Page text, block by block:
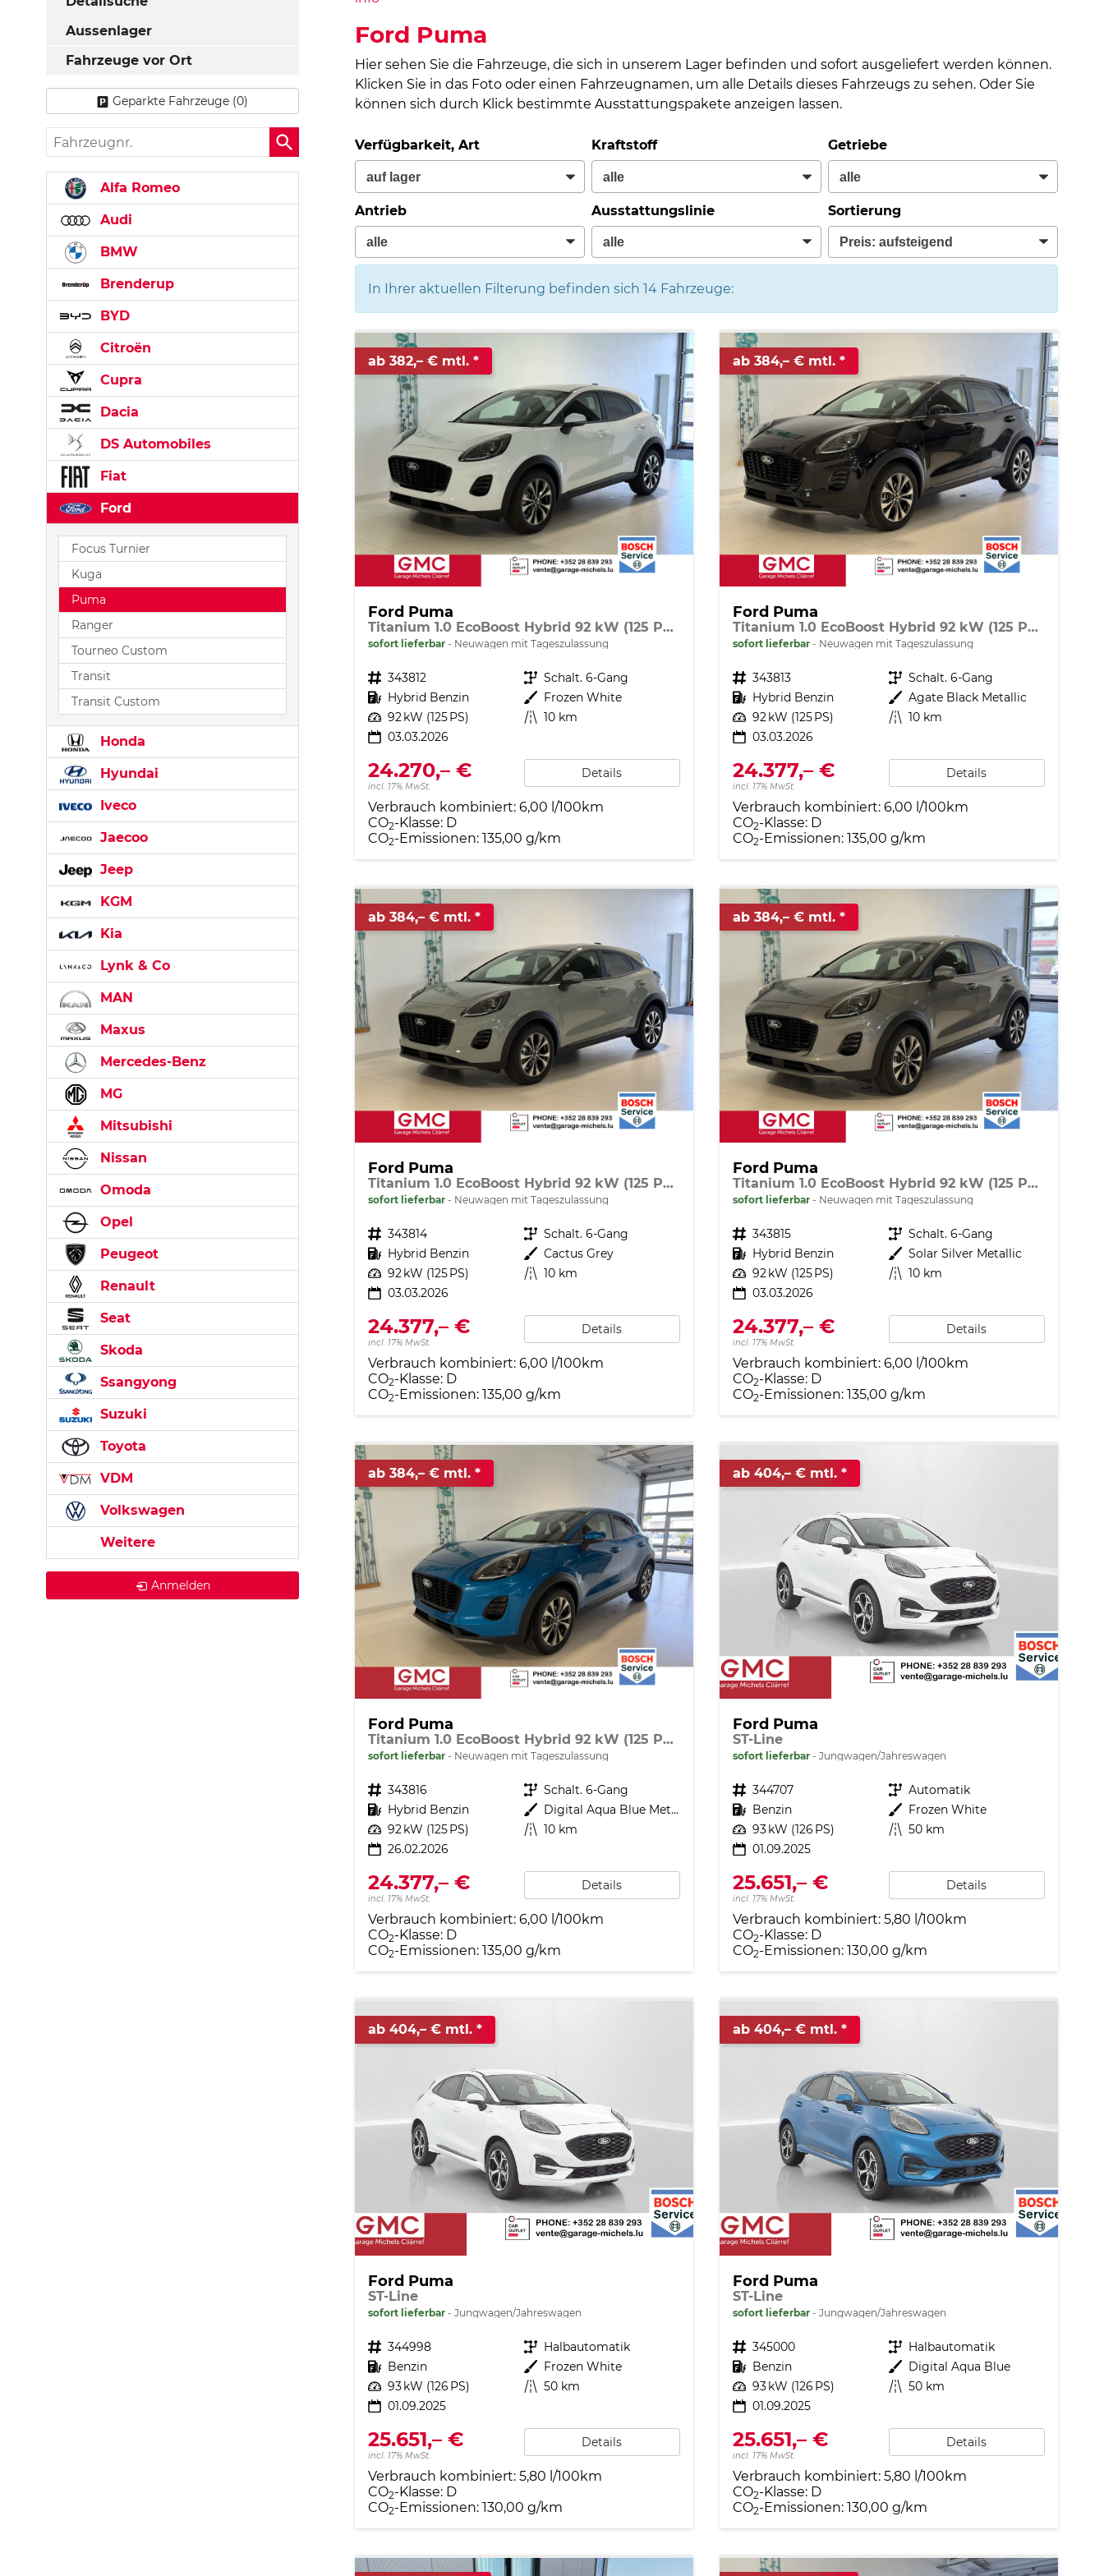
Ford Puma
Hier sehen Sie die Fahrzeuge, die sich in unserem Lager befinden und sofort ausgeliefert werden können.
Klicken Sie in das Foto oder einen Fahrzeugnamen, um alle Details dieses Fahrzeugs zu sehen. Oder Sie
können sich durch Klick bestimmte Ausstattungspakete anzeigen lassen.
Verfügbarkeit, Art Kraftstoff Getriebe
Antrieb Ausstattungslinie Sortierung
In Ihrer aktuellen Filterung befinden sich 14Fahrzeuge:
ab 382,– € mtl.
Ford Puma
Titanium 1.0 EcoBoost Hybrid 92 kW (125 PS) Lenkradheizung, Sitzheizung, DAB, Navigationssystem, Radio, Apple CarPlay, Android Auto, Einparkhilfe hinten, Rückfahrkamera, Verkehrsschild-Erkennungssystem, 17"-LM-Felgen, uvm.
sofort lieferbar Neuwagen mit Tageszulassung
Fahrzeugnr. 343812 Getriebe Schalt. 6-Gang
Kraftstoff Hybrid Benzin Außenfarbe Frozen White
Leistung 92 kW (125 PS) Kilometerstand 10 km
03.03.2026
24.270,– €
incl. 17% MwSt.
Details
Verbrauch kombiniert: 6,00 l/100km
CO2-Klasse: D
CO2-Emissionen: 135,00 g/km
ab 384,– € mtl.
Ford Puma
Titanium 1.0 EcoBoost Hybrid 92 kW (125 PS) Lenkradheizung, Sitzheizung, DAB, Navigationssystem, Radio, Apple CarPlay, Android Auto, Einparkhilfe hinten, Rückfahrkamera, Verkehrsschild-Erkennungssystem, 17"-LM-Felgen, uvm.
sofort lieferbar Neuwagen mit Tageszulassung
Fahrzeugnr. 343813 Getriebe Schalt. 6-Gang
Kraftstoff Hybrid Benzin Außenfarbe Agate Black Metallic
Leistung 92 kW (125 PS) Kilometerstand 10 km
03.03.2026
24.377,– €
incl. 17% MwSt.
Details
Verbrauch kombiniert: 6,00 l/100km
CO2-Klasse: D
CO2-Emissionen: 135,00 g/km
ab 384,– € mtl.
Ford Puma
Titanium 1.0 EcoBoost Hybrid 92 kW (125 PS) Lenkradheizung, Sitzheizung, DAB, Navigationssystem, Radio, Apple CarPlay, Android Auto, Einparkhilfe hinten, Rückfahrkamera, Verkehrsschild-Erkennungssystem, 17"-LM-Felgen, uvm.
sofort lieferbar Neuwagen mit Tageszulassung
Fahrzeugnr. 343814 Getriebe Schalt. 6-Gang
Kraftstoff Hybrid Benzin Außenfarbe Cactus Grey
Leistung 92 kW (125 PS) Kilometerstand 10 km
03.03.2026
24.377,– €
incl. 17% MwSt.
Details
Verbrauch kombiniert: 6,00 l/100km
CO2-Klasse: D
CO2-Emissionen: 135,00 g/km
ab 384,– € mtl.
Ford Puma
Titanium 1.0 EcoBoost Hybrid 92 kW (125 PS) Lenkradheizung, Sitzheizung, DAB, Navigationssystem, Radio, Apple CarPlay, Android Auto, Einparkhilfe hinten, Rückfahrkamera, Verkehrsschild-Erkennungssystem, 17"-LM-Felgen, uvm.
sofort lieferbar Neuwagen mit Tageszulassung
Fahrzeugnr. 343815 Getriebe Schalt. 6-Gang
Kraftstoff Hybrid Benzin Außenfarbe Solar Silver Metallic
Leistung 92 kW (125 PS) Kilometerstand 10 km
03.03.2026
24.377,– €
incl. 17% MwSt.
Details
Verbrauch kombiniert: 6,00 l/100km
CO2-Klasse: D
CO2-Emissionen: 135,00 g/km
ab 384,– € mtl.
Ford Puma
Titanium 1.0 EcoBoost Hybrid 92 kW (125 PS) Lenkradheizung, Sitzheizung, DAB, Navigationssystem, Radio, Apple CarPlay, Android Auto, Einparkhilfe hinten, Rückfahrkamera, Verkehrsschild-Erkennungssystem, 17"-LM-Felgen, uvm.
sofort lieferbar Neuwagen mit Tageszulassung
Fahrzeugnr. 343816 Getriebe Schalt. 6-Gang
Kraftstoff Hybrid Benzin Außenfarbe
Digital Aqua Blue Metallic
Leistung 92 kW (125 PS) Kilometerstand 10 km
26.02.2026
24.377,– €
incl. 17% MwSt.
Details
Verbrauch kombiniert: 6,00 l/100km
CO2-Klasse: D
CO2-Emissionen: 135,00 g/km
ab 404,– € mtl.
Ford Puma
ST-Line
sofort lieferbar Jungwagen/Jahreswagen
Fahrzeugnr. 344707 Getriebe Automatik
Kraftstoff Benzin Außenfarbe Frozen White
Leistung 93 kW (126 PS) Kilometerstand 50 km
01.09.2025
25.651,– €
incl. 17% MwSt.
Details
Verbrauch kombiniert: 5,80 l/100km
CO2-Klasse: D
CO2-Emissionen: 130,00 g/km
ab 404,– € mtl.
Ford Puma
ST-Line
sofort lieferbar Jungwagen/Jahreswagen
Fahrzeugnr. 344998 Getriebe Halbautomatik
Kraftstoff Benzin Außenfarbe Frozen White
Leistung 93 kW (126 PS) Kilometerstand 50 km
01.09.2025
25.651,– €
incl. 17% MwSt.
Details
Verbrauch kombiniert: 5,80 l/100km
CO2-Klasse: D
CO2-Emissionen: 130,00 g/km
ab 404,– € mtl.
Ford Puma
ST-Line
sofort lieferbar Jungwagen/Jahreswagen
Fahrzeugnr. 345000 Getriebe Halbautomatik
Kraftstoff Benzin Außenfarbe Digital Aqua Blue
Leistung 93 kW (126 PS) Kilometerstand 50 km
01.09.2025
25.651,– €
incl. 17% MwSt.
Details
Verbrauch kombiniert: 5,80 l/100km
CO2-Klasse: D
CO2-Emissionen: 130,00 g/km
Aussenlager
Fahrzeuge vor Ort
Geparkte Fahrzeuge (0)
Fahrzeugnr.
Alfa Romeo
Audi
BMW
Brenderup
BYD
Citroën
Cupra
Dacia
DS Automobiles
Fiat
Ford
Focus Turnier
Kuga
Puma
Ranger
Tourneo Custom
Transit
Transit Custom
Honda
Hyundai
Iveco
Jaecoo
Jeep
KGM
Kia
Lynk & Co
MAN
Maxus
Mercedes-Benz
MG
Mitsubishi
Nissan
Omoda
Opel
Peugeot
Renault
Seat
Skoda
Ssangyong
Suzuki
Toyota
VDM
Volkswagen
Weitere
Anmelden